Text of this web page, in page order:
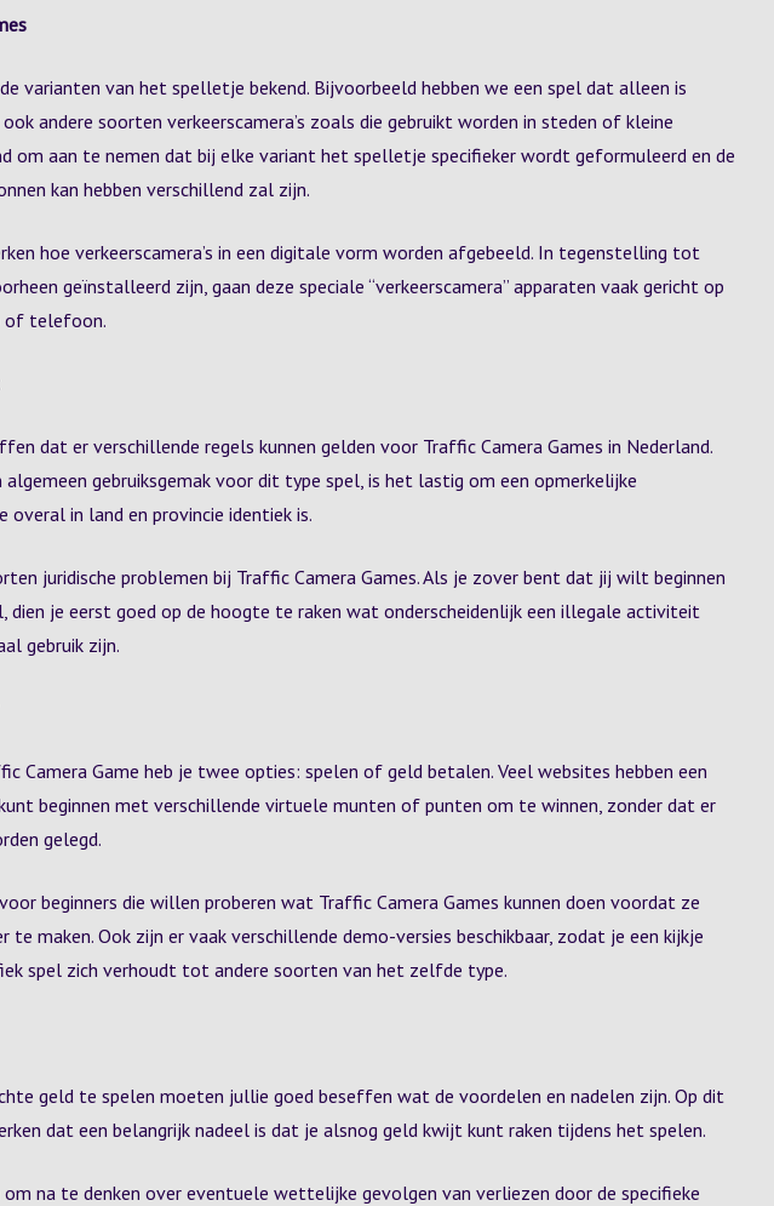
varianten van het spelletje bekend. Bijvoorbeeld hebben we een spel dat alleen is
andere soorten verkeerscamera’s zoals die gebruikt worden in steden of kleine
om aan te nemen dat bij elke variant het spelletje specifieker wordt geformuleerd en de
kan hebben verschillend zal zijn.
hoe verkeerscamera’s in een digitale vorm worden afgebeeld. In tegenstelling tot
geïnstalleerd zijn, gaan deze speciale “verkeerscamera” apparaten vaak gericht op
of telefoon.
dat er verschillende regels kunnen gelden voor Traffic Camera Games in Nederland.
algemeen gebruiksgemak voor dit type spel, is het lastig om een opmerkelijke
overal in land en provincie identiek is.
juridische problemen bij Traffic Camera Games. Als je zover bent dat jij wilt beginnen
dien je eerst goed op de hoogte te raken wat onderscheidenlijk een illegale activiteit
gebruik zijn.
Camera Game heb je twee opties: spelen of geld betalen. Veel websites hebben een
beginnen met verschillende virtuele munten of punten om te winnen, zonder dat er
gelegd.
beginners die willen proberen wat Traffic Camera Games kunnen doen voordat ze
maken. Ook zijn er vaak verschillende demo-versies beschikbaar, zodat je een kijkje
spel zich verhoudt tot andere soorten van het zelfde type.
geld te spelen moeten jullie goed beseffen wat de voordelen en nadelen zijn. Op dit
dat een belangrijk nadeel is dat je alsnog geld kwijt kunt raken tijdens het spelen.
na te denken over eventuele wettelijke gevolgen van verliezen door de specifieke